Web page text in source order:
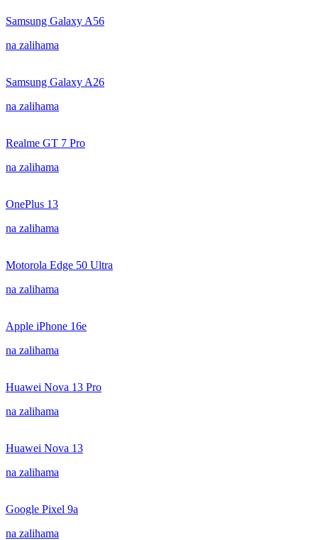
Samsung Galaxy A56
na zalihama
Samsung Galaxy A26
na zalihama
Realme GT 7 Pro
na zalihama
OnePlus 13
na zalihama
Motorola Edge 50 Ultra
na zalihama
Apple iPhone 16e
na zalihama
Huawei Nova 13 Pro
na zalihama
Huawei Nova 13
na zalihama
Google Pixel 9a
na zalihama